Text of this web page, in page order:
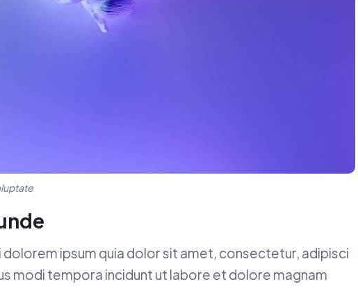
ipsum quia dolor sit amet, consectetur, adipisci
modi tempora incidunt ut labore et dolore magnam